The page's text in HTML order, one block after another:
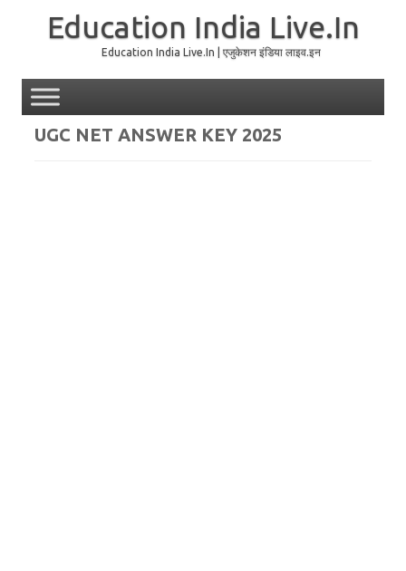
Education India Live.In
Education India Live.In | एजुकेशन इंडिया लाइव.इन
UGC NET ANSWER KEY 2025